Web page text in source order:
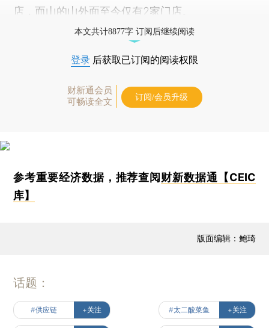
店，而山的山外面至今仅有2家门店。
本文共计8877字 订阅后继续阅读
登录 后获取已订阅的阅读权限
财新通会员
可畅读全文
订阅/会员升级
参考重要经济数据，推荐查阅财新数据通【CEIC
库】
版面编辑：鲍琦
话题：
#供应链 +关注 #太二酸菜鱼 +关注